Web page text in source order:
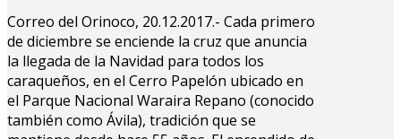
Correo del Orinoco, 20.12.2017.- Cada primero
de diciembre se enciende la cruz que anuncia
la llegada de la Navidad para todos los
caraqueños, en el Cerro Papelón ubicado en
el Parque Nacional Waraira Repano (conocido
también como Ávila), tradición que se